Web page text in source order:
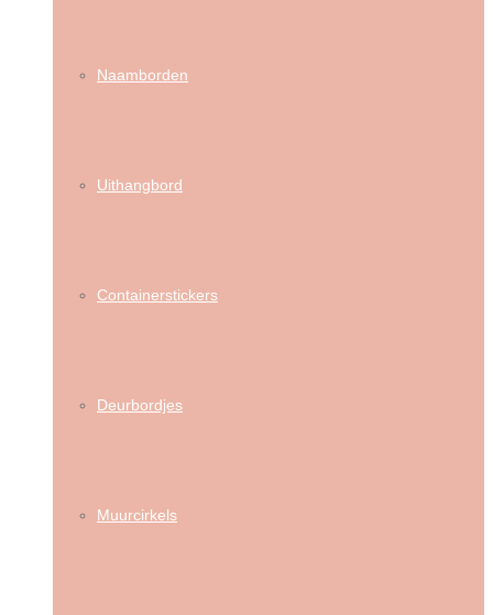
Naamborden
Uithangbord
Containerstickers
Deurbordjes
Muurcirkels